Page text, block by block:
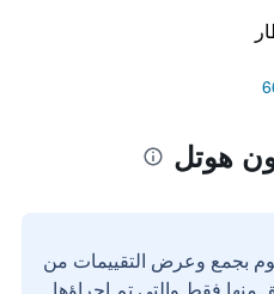
هوتل
بجمع وعرض التقييمات من